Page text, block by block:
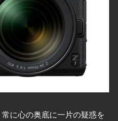
に心の奥底に一片の疑惑を